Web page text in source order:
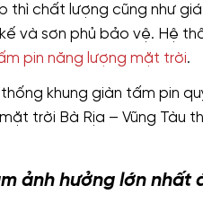
chất lượng cũng như
và sơn phủ bảo vệ. Hệ
pin năng lượng mặt trời.
khung giàn tấm pin
trời Bà Rịa – Vũng Tàu
ảnh hưởng lớn nhất